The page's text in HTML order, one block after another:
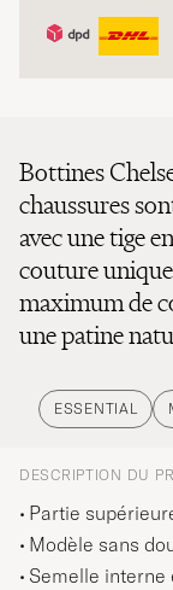
Bottines
chaussures
avec une tige
couture
maximum de
une patine
ESSENTIAL
DESCRIPTION DU
Partie
Modèle sans
Semelle interne